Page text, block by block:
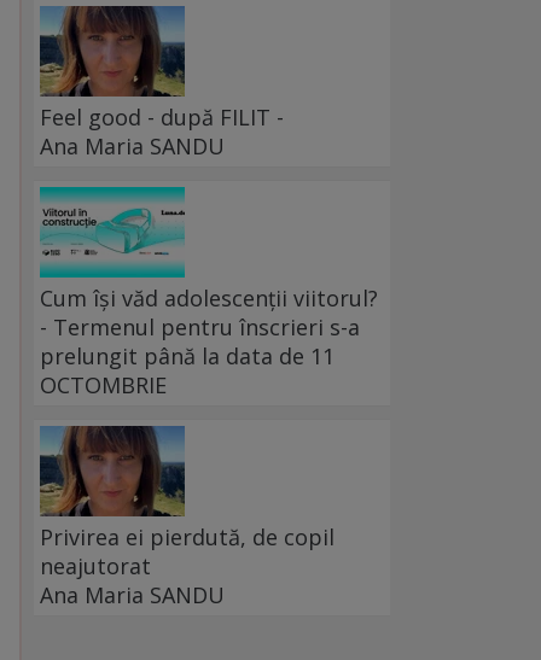
Feel good - după FILIT -
Ana Maria SANDU
Cum își văd adolescenții viitorul?
- Termenul pentru înscrieri s-a
prelungit până la data de 11
OCTOMBRIE
Privirea ei pierdută, de copil
neajutorat
Ana Maria SANDU